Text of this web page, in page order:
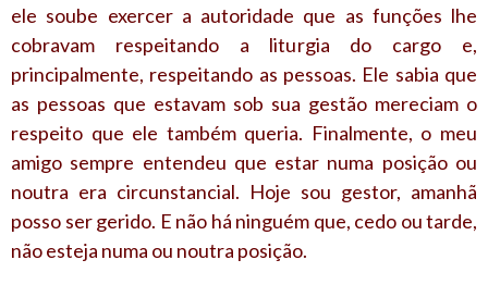
ele soube exercer a autoridade que as funções lhe
cobravam respeitando a liturgia do cargo e,
principalmente, respeitando as pessoas. Ele sabia que
as pessoas que estavam sob sua gestão mereciam o
respeito que ele também queria. Finalmente, o meu
amigo sempre entendeu que estar numa posição ou
noutra era circunstancial. Hoje sou gestor, amanhã
posso ser gerido. E não há ninguém que, cedo ou tarde,
não esteja numa ou noutra posição.